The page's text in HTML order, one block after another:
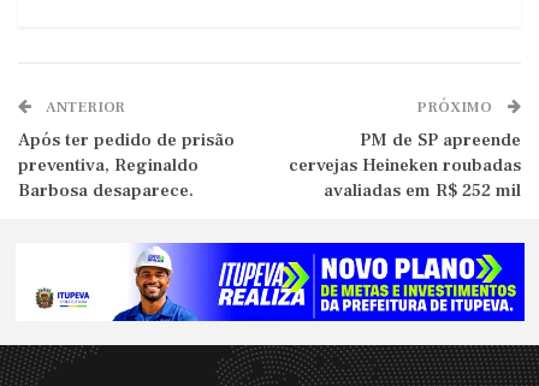
ANTERIOR
Após ter pedido de prisão
preventiva, Reginaldo
Barbosa desaparece.
PRÓXIMO
PM de SP apreende
cervejas Heineken roubadas
avaliadas em R$ 252 mil